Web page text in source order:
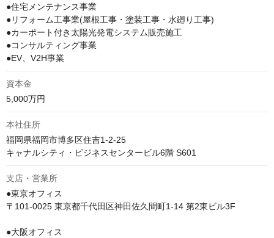
●住宅メンテナンス事業
●リフォーム工事業(屋根工事・塗装工事・水廻り工事)
●カーポート付き太陽光発電システム販売施工
●コンサルティング事業
●EV、V2H事業
資本金
5,000万円
本社住所
福岡県福岡市博多区住吉1-2-25
キャナルシティ・ビジネスセンタービル6階 S601
支店・営業所
●東京オフィス
〒101-0025 東京都千代田区神田佐久間町1-14 第2東ビル3F
●大阪オフィス